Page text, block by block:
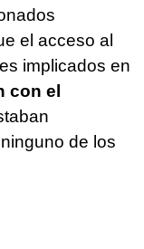
el acceso al
implicados en
con el
de los